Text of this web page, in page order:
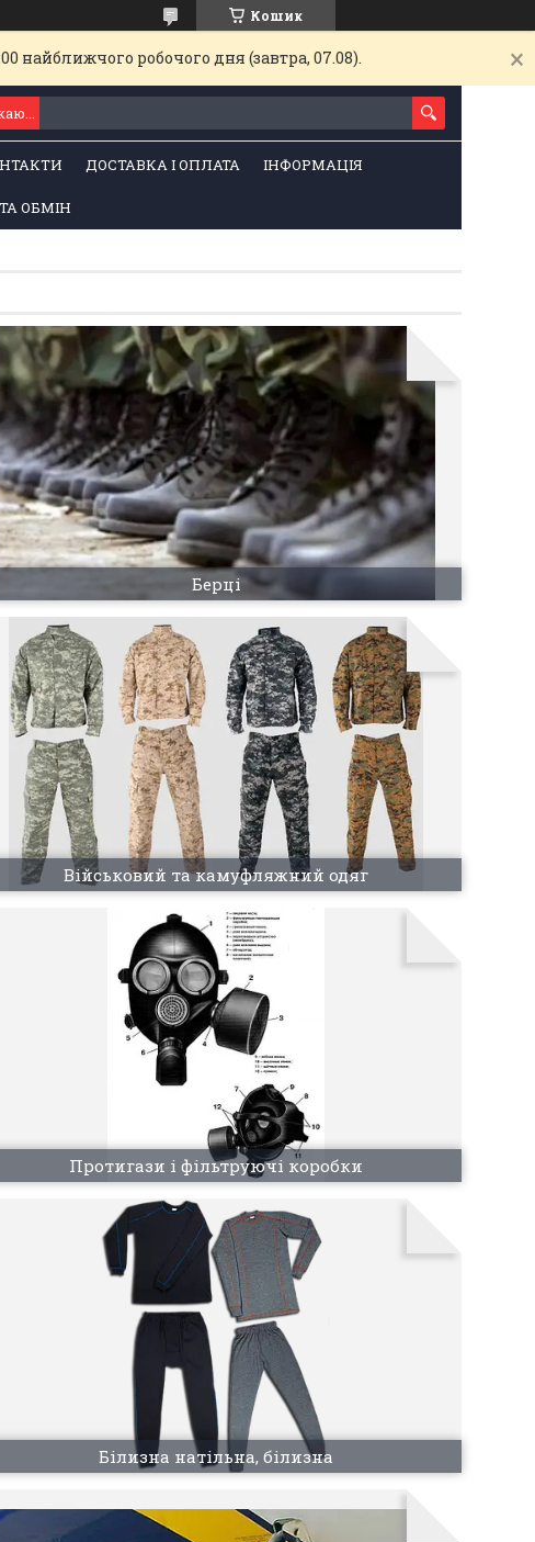
Кошик
найближчого робочого дня (завтра, 07.08).
ДОСТАВКА І ОПЛАТА ІНФОРМАЦІЯ
ОБМІН
Берці
Військовий та камуфляжний одяг
Протигази і фільтруючі коробки
Білизна натільна, білизна